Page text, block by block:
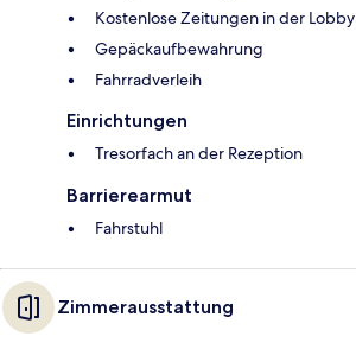
Kostenlose Zeitungen in der Lobby
Gepäckaufbewahrung
Fahrradverleih
Einrichtungen
Tresorfach an der Rezeption
Barrierearmut
Fahrstuhl
Zimmerausstattung